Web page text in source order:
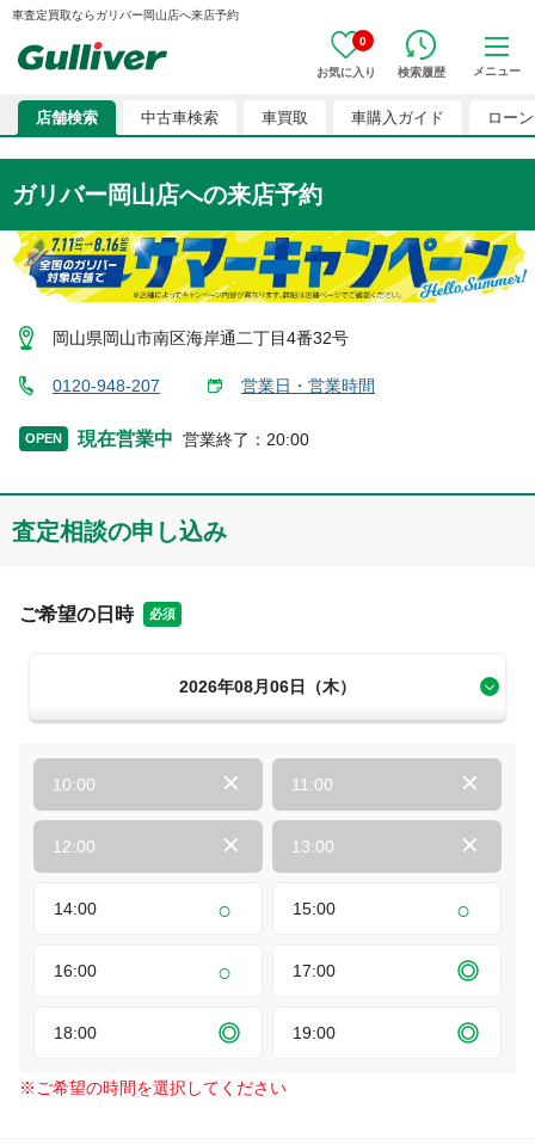
車査定買取ならガリバー岡山店へ来店予約
0
お気に入り 検索履歴 メニュー
店舗検索 中古車検索 車買取 車購入ガイド ローン
ガリバー岡山店への来店予約
岡山県岡山市南区海岸通二丁目4番32号
0120-948-207 営業日・営業時間
OPEN 現在営業中 営業終了 ： 20:00
査定相談の申し込み
ご希望の日時 必須
2026年08月06日（木）
10:00 11:00
12:00 13:00
14:00 15:00
16:00 17:00
18:00 19:00
※ ご希望の時間を選択してください